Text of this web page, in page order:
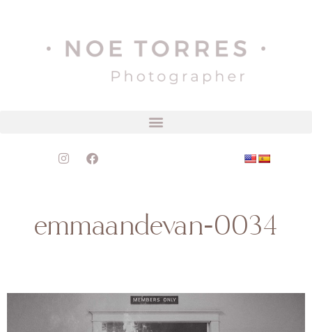
emmaandevan-0034